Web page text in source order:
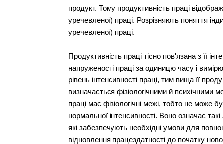
продукт. Тому продуктивність праці
уречевленої) праці. Розрізняють поняття
уречевленої) праці.
Продуктивність праці тісно пов'язана з її
напруженості праці за одиницю часу і
рівень інтенсивності праці, тим вища її
визначається фізіологічними й психічними
праці має фізіологічні межі, тобто не
нормальної інтенсивності. Воно означає
які забезпечують необхідні умови для
відновлення працездатності до початку